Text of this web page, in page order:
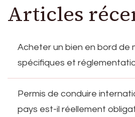
Articles
Acheter un bien en bord de
spécifiques et
Permis de conduire
pays est-il réellement